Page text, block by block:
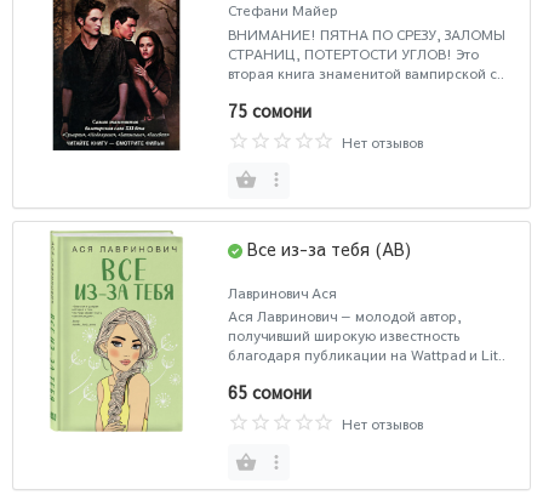
Стефани Майер
ВНИМАНИЕ! ПЯТНА ПО СРЕЗУ, ЗАЛОМЫ
СТРАНИЦ, ПОТЕРТОСТИ УГЛОВ! Это
вторая книга знаменитой вампирской с..
75 сомони
Нет отзывов
Все из-за тебя (AB)
Лавринович Ася
Ася Лавринович — молодой автор,
получивший широкую известность
благодаря публикации на Wattpad и Lit..
65 сомони
Нет отзывов